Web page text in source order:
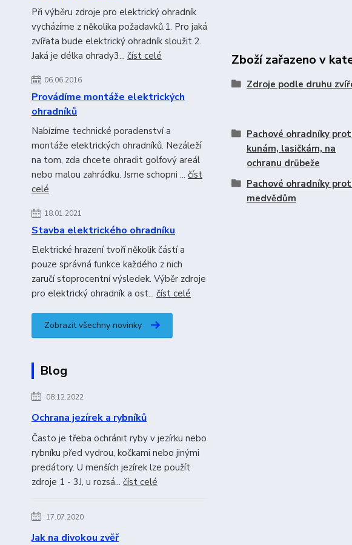
Při výběru zdroje pro elektrický ohradník
vycházíme z několika požadavků.1. Pro jaká
zvířata bude elektrický ohradník sloužit.2.
Jaká je délka ohrady3... číst celé
06.06.2016
Provádíme montáže elektrických
ohradníků
Nabízíme technické poradenství a
montáže elektrických ohradníků. Nezáleží
na tom, zda chcete ohradit golfový areál
nebo malou zahrádku. Jsme schopni ... číst
celé
18.01.2021
Stavba elektrického ohradníku
Elektrické hrazení tvoří několik částí a
pouze správná funkce každého z nich
zaručí stoprocentní výsledek. Výběr zdroje
pro elektrický ohradník a ost... číst celé
Zobrazit všechny novinky
Blog
08.12.2022
Ochrana jezírek a rybníků
Často je třeba ochránit ryby v jezírku nebo
rybníku před vydrou, kočkami nebo jinými
predátory. U menších jezírek lze použít
zdroje 1 - 3J, u rozsá... číst celé
17.07.2020
Jak na divokou zvěř
Zboží zařazeno v
Zdroje podle druhu
Pachové ohradníky
kunám, lasičkám, na
ochranu drůbeže
Pachové ohradníky
medvědům